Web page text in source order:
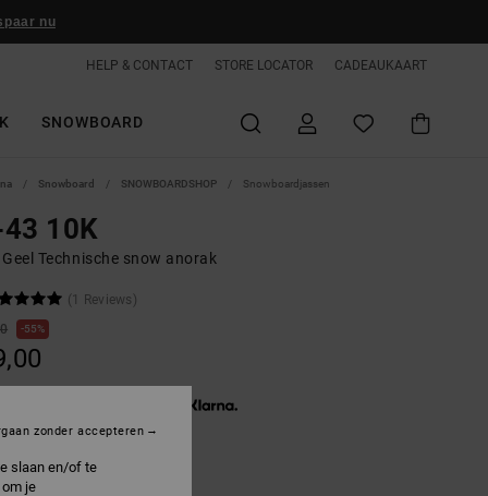
nu
HELP & CONTACT STORE LOCATOR CADEAUKAART
SNOWBOARD
Snowboard SNOWBOARDSHOP Snowboardjassen
43 10K
Geel Technische snow anorak
(1 Reviews)
55%
SALE 25% EXTRA
slaan en/of te
je
zonder accepteren